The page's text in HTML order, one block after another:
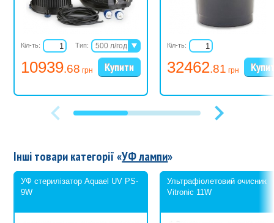
10939.68 грн
Кіл-ть: Тип:
500 л/год
1000 л/год
2000 л/год
32462.81 грн
Кіл-ть:
Інші товари категорії «УФ лампи»
УФ стерилізатор Aquael UV PS-
9W
Ультрафіолетовий очисник
Vitronic 11W